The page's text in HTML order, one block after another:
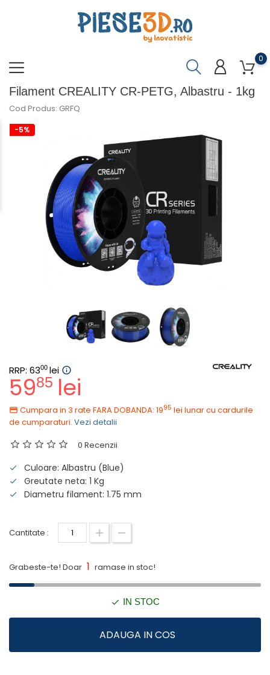
0
Filament CREALITY CR-PETG, Albastru - 1kg
Cod Produs: GRFQ
-5%
RRP: 6300 lei
5985 lei
Cumpara in 3 rate FARA DOBANDA: 1995 lei lunar cu cardurile
de cumparaturi. Vezi detalii
0 Recenzii
Culoare: Albastru (Blue)
Greutate neta: 1 Kg
Diametru filament: 1.75 mm
Cantitate :
Grabeste-te! Doar 1 ramase in stoc!
IN STOC
ADAUGA IN COS